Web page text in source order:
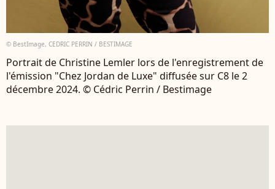
© BestImage, CEDRIC PERRIN / BESTIMAGE
Portrait de Christine Lemler lors de l'enregistrement de
l'émission "Chez Jordan de Luxe" diffusée sur C8 le 2
décembre 2024. © Cédric Perrin / Bestimage